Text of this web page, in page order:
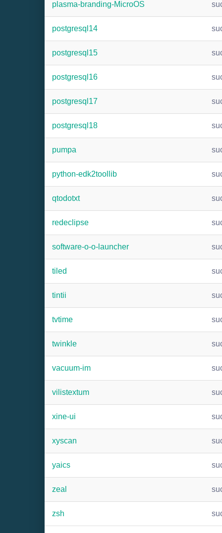
plasma-branding-MicroOS
postgresql14
postgresql15
postgresql16
postgresql17
postgresql18
pumpa
python-edk2toollib
qtodotxt
redeclipse
software-o-o-launcher
tiled
tintii
tvtime
twinkle
vacuum-im
vilistextum
xine-ui
xyscan
yaics
zeal
zsh